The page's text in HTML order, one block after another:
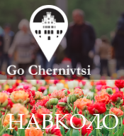
НАВКОЛО